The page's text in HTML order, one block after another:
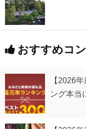
おすすめコ
【2026
ング本当